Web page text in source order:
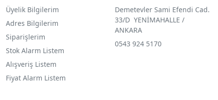
Üyelik Bilgilerim
Adres Bilgilerim
Siparişlerim
Stok Alarm Listem
Alışveriş Listem
Fiyat Alarm Listem
Demetevler Sami Efendi Cad.
33/D YENİMAHALLE /
ANKARA
0543 924 5170